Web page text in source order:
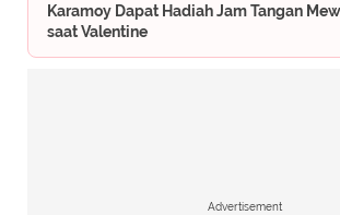
Karamoy Dapat Hadiah Jam Tangan
saat Valentine
Advertisement